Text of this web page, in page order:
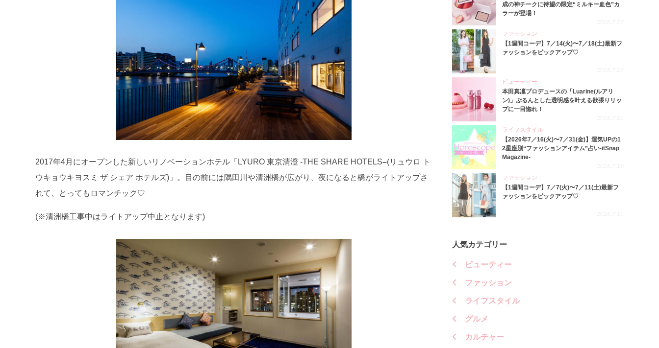
2017年4月にオープンした新しいリノベーションホテル「LYURO 東京清澄 -THE SHARE HOTELS–(リュウロ ト
ウキョウキヨスミ ザ シェア ホテルズ)」。目の前には隅田川や清洲橋が広がり、夜になると橋がライトアップさ
れて、とってもロマンチック♡
(※清洲橋工事中はライトアップ中止となります)
成の神チークに待望の限定“ミルキー血色”カ
ラーが登場！
2026.7.27
ファッション
【1週間コーデ】7／14(火)〜7／18(土)最新フ
ァッションをピックアップ♡
2026.7.23
ビューティー
本田真凜プロデュースの「Luarine(ルアリ
ン)」ぷるんとした透明感を叶える欲張りリッ
プに一目惚れ！
2026.7.22
ライフスタイル
【2026年7／16(火)〜7／31(金)】運気UPの1
2星座別“ファッションアイテム”占い-itSnap
Magazine-
2026.7.16
ファッション
【1週間コーデ】7／7(火)〜7／11(土)最新フ
ァッションをピックアップ♡
2026.7.15
人気カテゴリー
ビューティー
ファッション
ライフスタイル
グルメ
カルチャー